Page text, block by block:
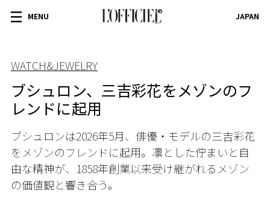
MENU JAPAN
WATCH&JEWELRY
ブシュロン、三吉彩花をメゾンのフ
レンドに起用
ブシュロンは2026年5月、俳優・モデルの三吉彩花
をメゾンのフレンドに起用。凛とした佇まいと自
由な精神が、1858年創業以来受け継がれるメゾン
の価値観と響き合う。